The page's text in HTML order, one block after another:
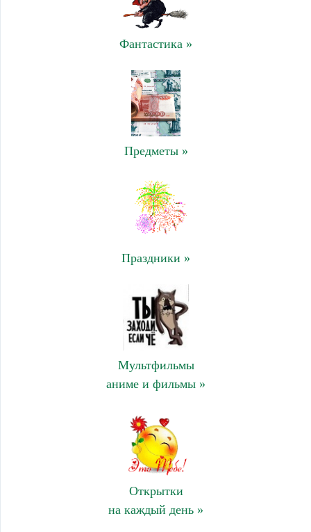
Фантастика »
Предметы »
Праздники »
Мультфильмы
аниме и фильмы »
Открытки
на каждый день »